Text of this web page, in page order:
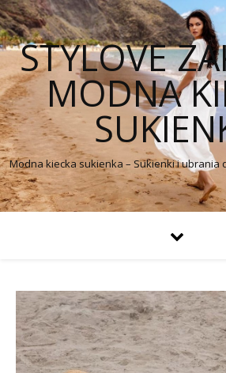
STYLOVE
MODNA
Modna kiecka sukienka – Sukienki i ubrania